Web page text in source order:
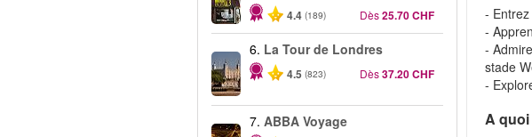
4.4 (189) Dès25.70 CHF
6. La Tour de Londres
4.5 (823) Dès37.20 CHF
7. ABBA Voyage
-
-
-
stade
-
A